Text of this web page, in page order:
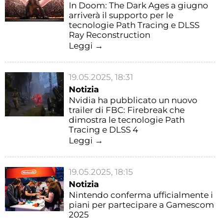
In Doom: The Dark Ages a giugno
arriverà il supporto per le
tecnologie Path Tracing e DLSS
Ray Reconstruction
Leggi →
19.05.2025, 18:31
Notizia
Nvidia ha pubblicato un nuovo
trailer di FBC: Firebreak che
dimostra le tecnologie Path
Tracing e DLSS 4
Leggi →
19.05.2025, 18:15
Notizia
Nintendo conferma ufficialmente i
piani per partecipare a Gamescom
2025